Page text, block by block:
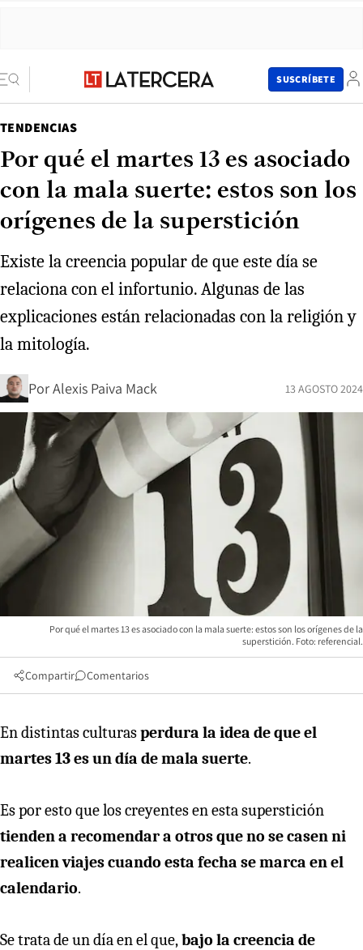
SUSCRÍBETE
TENDENCIAS
Por qué el martes 13 es asociado
con la mala suerte: estos son los
orígenes de la superstición
Existe la creencia popular de que este día se
relaciona con el infortunio. Algunas de las
explicaciones están relacionadas con la religión y
la mitología.
PorAlexis Paiva Mack 13 AGOSTO 2024
Por qué el martes 13 es asociado con la mala suerte: estos son los orígenes de la
superstición. Foto: referencial.
Compartir Comentarios
En distintas culturasperdura la idea de que el
martes 13 es un día de mala suerte.
Es por esto que los creyentes en esta superstición
tienden a recomendar a otros que no se casen ni
realicen viajes cuando esta fecha se marca en el
calendario.
Se trata de un día en el que,bajo la creencia de